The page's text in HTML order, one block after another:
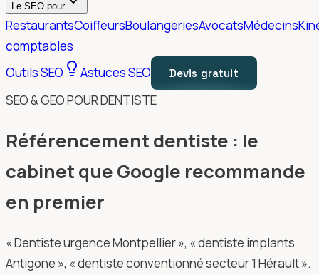
Le SEO pour
RestaurantsCoiffeursBoulangeriesAvocatsMédecins
comptables
Outils SEO
Astuces SEO Devis gratuit
SEO & GEO POUR DENTISTE
Référencement dentiste : le
cabinet que Google recommande
en premier
« Dentiste urgence Montpellier », « dentiste implants
Antigone », « dentiste conventionné secteur 1 Hérault ».